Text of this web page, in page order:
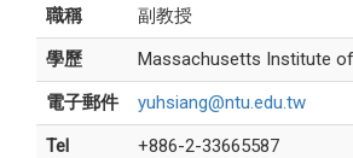
職稱
副教授
學歷
Massachusetts Institute
電子郵件
yuhsiang@ntu.edu.tw
Tel
+886-2-33665587